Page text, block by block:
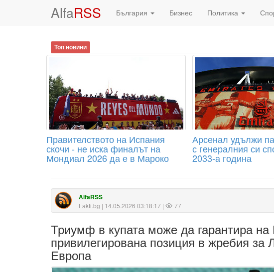
AlfaRSS България Бизнес Политика
Топ новини
Правителството на Испания
скочи - не иска финалът на
Мондиал 2026 да е в Мароко
Арсенал удължи
с генералния си
2033-а година
AlfaRSS
Fakti.bg | 14.05.2026 03:18:17 | 77
Триумф в купата може да гарантира
привилегирована позиция в жребия за
Европа